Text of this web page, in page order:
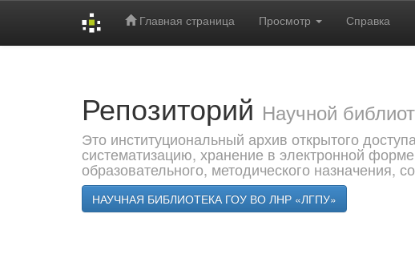
Главная страница Просмотр Справка
Репозиторий Научной
Это институциональный архив открытого
систематизацию, хранение в электронной
образовательного, методического назначения,
НАУЧНАЯ БИБЛИОТЕКА ГОУ ВО ЛНР «ЛГПУ»